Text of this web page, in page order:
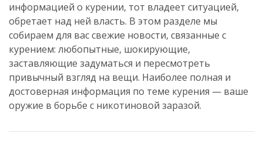
информацией о курении, тот владеет ситуацией,
обретает над ней власть. В этом разделе мы
собираем для вас свежие новости, связанные с
курением: любопытные, шокирующие,
заставляющие задуматься и пересмотреть
привычный взгляд на вещи. Наиболее полная и
достоверная информация по теме курения — ваше
оружие в борьбе с никотиновой заразой.